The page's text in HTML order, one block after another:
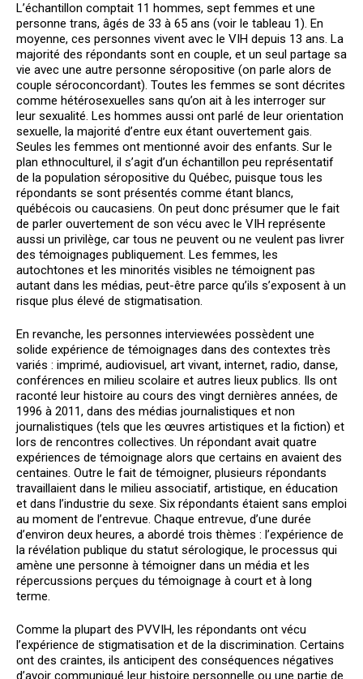
L’échantillon comptait 11 hommes, sept femmes et une
personne trans, âgés de 33 à 65 ans (voir le tableau 1). En
moyenne, ces personnes vivent avec le VIH depuis 13 ans. La
majorité des répondants sont en couple, et un seul partage sa
vie avec une autre personne séropositive (on parle alors de
couple séroconcordant). Toutes les femmes se sont décrites
comme hétérosexuelles sans qu’on ait à les interroger sur
leur sexualité. Les hommes aussi ont parlé de leur orientation
sexuelle, la majorité d’entre eux étant ouvertement gais.
Seules les femmes ont mentionné avoir des enfants. Sur le
plan ethnoculturel, il s’agit d’un échantillon peu représentatif
de la population séropositive du Québec, puisque tous les
répondants se sont présentés comme étant blancs,
québécois ou caucasiens. On peut donc présumer que le fait
de parler ouvertement de son vécu avec le VIH représente
aussi un privilège, car tous ne peuvent ou ne veulent pas livrer
des témoignages publiquement. Les femmes, les
autochtones et les minorités visibles ne témoignent pas
autant dans les médias, peut-être parce qu’ils s’exposent à un
risque plus élevé de stigmatisation.
En revanche, les personnes interviewées possèdent une
solide expérience de témoignages dans des contextes très
variés : imprimé, audiovisuel, art vivant, internet, radio, danse,
conférences en milieu scolaire et autres lieux publics. Ils ont
raconté leur histoire au cours des vingt dernières années, de
1996 à 2011, dans des médias journalistiques et non
journalistiques (tels que les œuvres artistiques et la fiction) et
lors de rencontres collectives. Un répondant avait quatre
expériences de témoignage alors que certains en avaient des
centaines. Outre le fait de témoigner, plusieurs répondants
travaillaient dans le milieu associatif, artistique, en éducation
et dans l’industrie du sexe. Six répondants étaient sans emploi
au moment de l’entrevue. Chaque entrevue, d’une durée
d’environ deux heures, a abordé trois thèmes : l’expérience de
la révélation publique du statut sérologique, le processus qui
amène une personne à témoigner dans un média et les
répercussions perçues du témoignage à court et à long
terme.
Comme la plupart des PVVIH, les répondants ont vécu
l’expérience de stigmatisation et de la discrimination. Certains
ont des craintes, ils anticipent des conséquences négatives
d’avoir communiqué leur histoire personnelle ou une partie de